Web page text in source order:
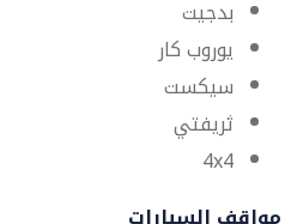
بدجيت
يوروب كار
سيكست
ثريفتي
4x4